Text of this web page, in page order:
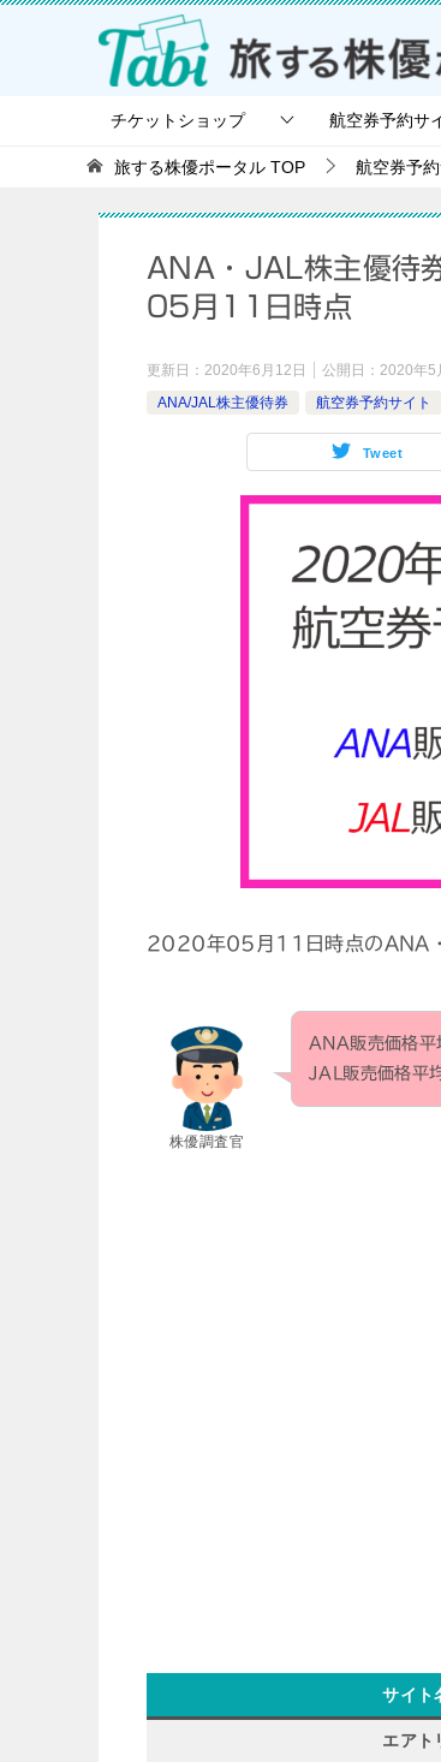
チケットショップ 航空券予約サ
旅する株優ポータル TOP 航空券予
ANA・JAL株主優
05月11日時点
更新日： 2020年6月12日 公開日： 2020年5
ANA/JAL株主優待券
航空券予約サイト
Tweet
2020年05月11日時点のANA・
株優調査官
ANA販売価格平
JAL販売価格平
サイト
エアト